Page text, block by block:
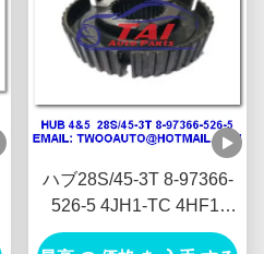
ハブ28S/45-3T 8-97366-
526-5 4JH1-TC 4HF1-
2005 NKR-71MYY5T Jap